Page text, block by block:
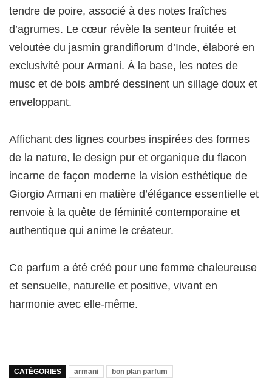
tendre de poire, associé à des notes fraîches
d’agrumes. Le cœur révèle la senteur fruitée et
veloutée du jasmin grandiflorum d’Inde, élaboré en
exclusivité pour Armani. À la base, les notes de
musc et de bois ambré dessinent un sillage doux et
enveloppant.
Affichant des lignes courbes inspirées des formes
de la nature, le design pur et organique du flacon
incarne de façon moderne la vision esthétique de
Giorgio Armani en matière d’élégance essentielle et
renvoie à la quête de féminité contemporaine et
authentique qui anime le créateur.
Ce parfum a été créé pour une femme chaleureuse
et sensuelle, naturelle et positive, vivant en
harmonie avec elle-même.
CATÉGORIES armani bon plan parfum